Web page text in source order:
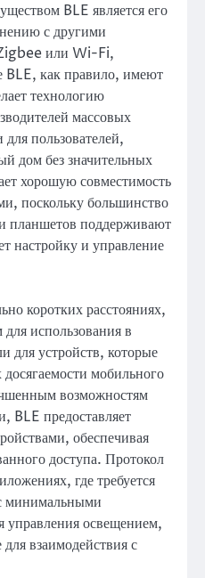
BLE является его
с другими
или Wi-Fi,
BLE, как правило, имеют
технологию
массовых
пользователей,
дом без значительных
хорошую совместимость
поскольку большинство
планшетов поддерживают
настройку и управление
коротких расстояниях,
использования в
для устройств, которые
досягаемости мобильного
возможностям
BLE предоставляет
обеспечивая
доступа. Протокол
где требуется
минимальными
управления освещением,
взаимодействия с